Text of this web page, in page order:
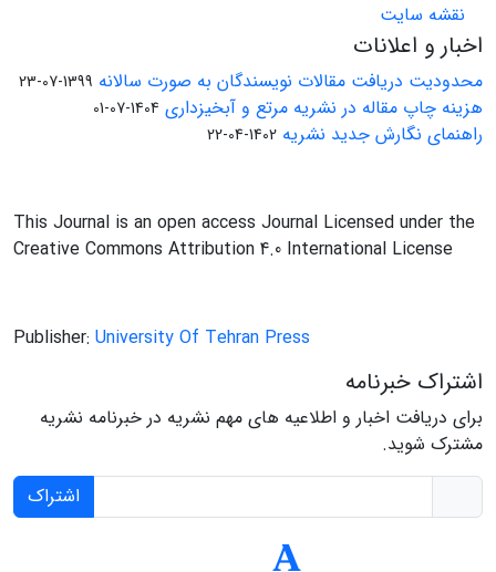
نقشه سایت
اخبار و اعلانات
محدودیت دریافت مقالات نویسندگان به صورت سالانه 1399-07-23
هزینه چاپ مقاله در نشریه مرتع و آبخیزداری 1404-07-01
راهنمای نگارش جدید نشریه 1402-04-22
This Journal is an open access Journal Licensed under the
Creative Commons Attribution 4.0 International License
Publisher: University Of Tehran Press
اشتراک خبرنامه
برای دریافت اخبار و اطلاعیه های مهم نشریه در خبرنامه نشریه
مشترک شوید.
اشتراک